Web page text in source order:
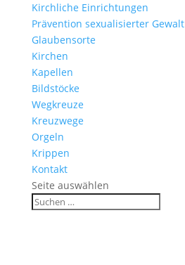
Kirch­liche Einrichtungen
Präven­tion sexua­li­sierter Gewalt
Glau­ben­s­orte
Kirchen
Kapellen
Bild­stöcke
Wegkreuze
Kreuz­wege
Orgeln
Krippen
Kontakt
Seite auswählen